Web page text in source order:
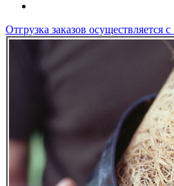
Отгрузка заказов осуществляется